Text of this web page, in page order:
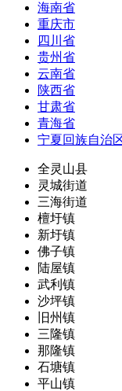
海南省
重庆市
四川省
贵州省
云南省
陕西省
甘肃省
青海省
宁夏回族自治
全灵山县
灵城街道
三海街道
檀圩镇
新圩镇
佛子镇
陆屋镇
武利镇
沙坪镇
旧州镇
三隆镇
那隆镇
石塘镇
平山镇